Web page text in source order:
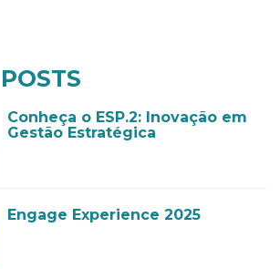
Conheça o ESP.2: Inovação em
Gestão Estratégica
Engage Experience 2025